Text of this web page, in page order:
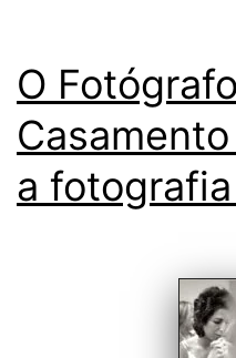
O
a